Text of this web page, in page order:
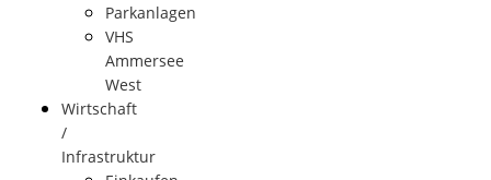
Parkanlagen
VHS
Ammersee
West
Wirtschaft
/
Infrastruktur